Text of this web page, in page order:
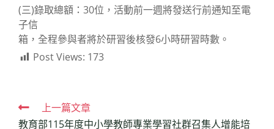
(三)錄取總額：30位，活動前一週將發送行前通知至電
子信
箱，全程參與者將於研習後核發6小時研習時數。
Post Views: 173
Read上一篇文章
教育部115年度中小學教師專業學習社群召集人增能培